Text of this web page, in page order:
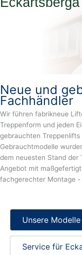
Neue und
Fachhändler
Wir führen fabrikneue
Treppenform und jeden
gebrauchten Treppenlifts
Gebrauchtmodelle
dem neuesten Stand der
Angebot mit
fachgerechter Montage -
Unsere Modelle
Service für